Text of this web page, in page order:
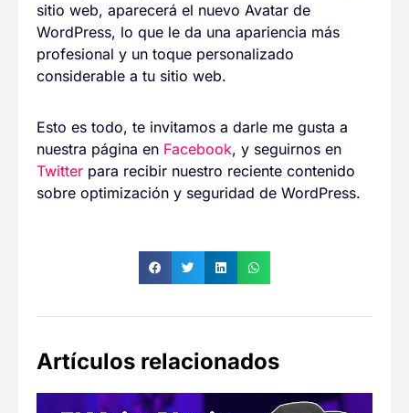
sitio web, aparecerá el nuevo Avatar de
WordPress, lo que le da una apariencia más
profesional y un toque personalizado
considerable a tu sitio web.
Esto es todo, te invitamos a darle me gusta a
nuestra página en Facebook, y seguirnos en
Twitter para recibir nuestro reciente contenido
sobre optimización y seguridad de WordPress.
Artículos relacionados